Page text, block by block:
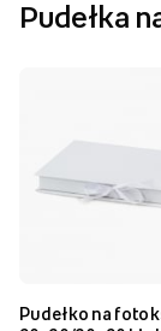
Pudełka
Pudełko na